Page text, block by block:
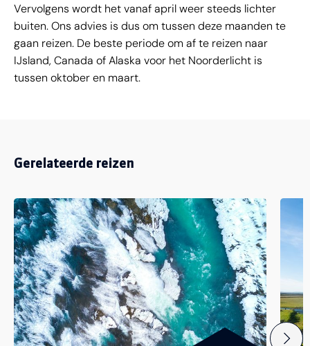
Vervolgens wordt het vanaf april weer steeds lichter
buiten. Ons advies is dus om tussen deze maanden te
gaan reizen. De beste periode om af te reizen naar
IJsland, Canada of Alaska voor het Noorderlicht is
tussen oktober en maart.
Gerelateerde reizen